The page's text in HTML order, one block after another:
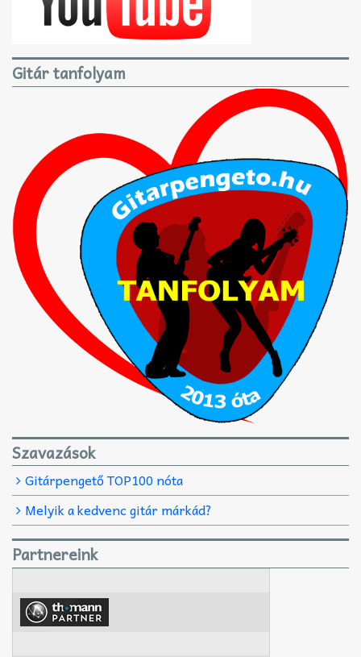
Gitár tanfolyam
Szavazások
Gitárpengető TOP100 nóta
Melyik a kedvenc gitár márkád?
Partnereink